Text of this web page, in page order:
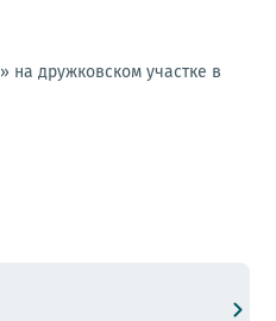
дружковском участке в